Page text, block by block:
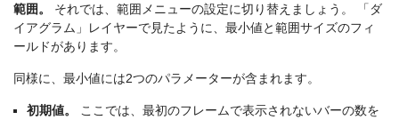
範囲。
それでは、範囲メニューの設定に切り替えましょう。 「ダ
イアグラム」レイヤーで見たように、最小値と範囲サイズのフィ
ールドがあります。
同様に、最小値には2つのパラメーターが含まれます。
初期値。
ここでは、最初のフレームで表示されないバーの数を